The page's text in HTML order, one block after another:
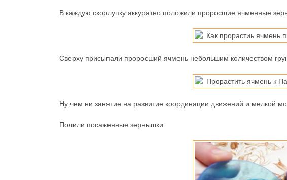
В каждую скорлупку аккуратно положили проросшие ячменные
Сверху присыпали проросший ячмень небольшим количеством
Ну чем ни занятие на развитие координации движений и мелкой
Полили посаженные зернышки.